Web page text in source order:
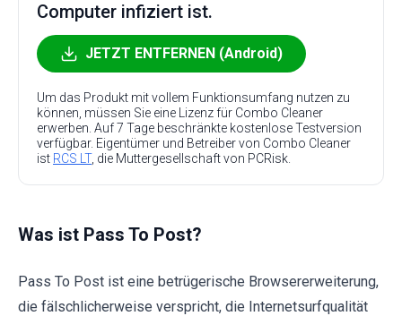
Computer infiziert ist.
JETZT ENTFERNEN (Android)
Um das Produkt mit vollem Funktionsumfang nutzen zu
können, müssen Sie eine Lizenz für Combo Cleaner
erwerben. Auf 7 Tage beschränkte kostenlose Testversion
verfügbar. Eigentümer und Betreiber von Combo Cleaner
ist RCS LT, die Muttergesellschaft von PCRisk.
Was ist Pass To Post?
Pass To Post ist eine betrügerische Browsererweiterung,
die fälschlicherweise verspricht, die Internetsurfqualität